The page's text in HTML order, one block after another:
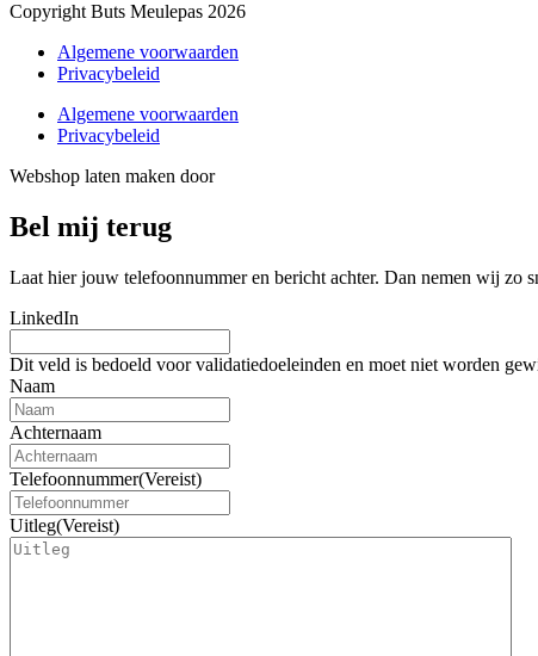
Copyright Buts Meulepas 2026
Algemene voorwaarden
Privacybeleid
Algemene voorwaarden
Privacybeleid
Webshop laten maken door
Bel mij terug
Laat hier jouw telefoonnummer en bericht achter. Dan nemen wij zo
LinkedIn
Dit veld is bedoeld voor validatiedoeleinden en moet niet worden
Naam
Achternaam
Telefoonnummer(Vereist)
Uitleg(Vereist)